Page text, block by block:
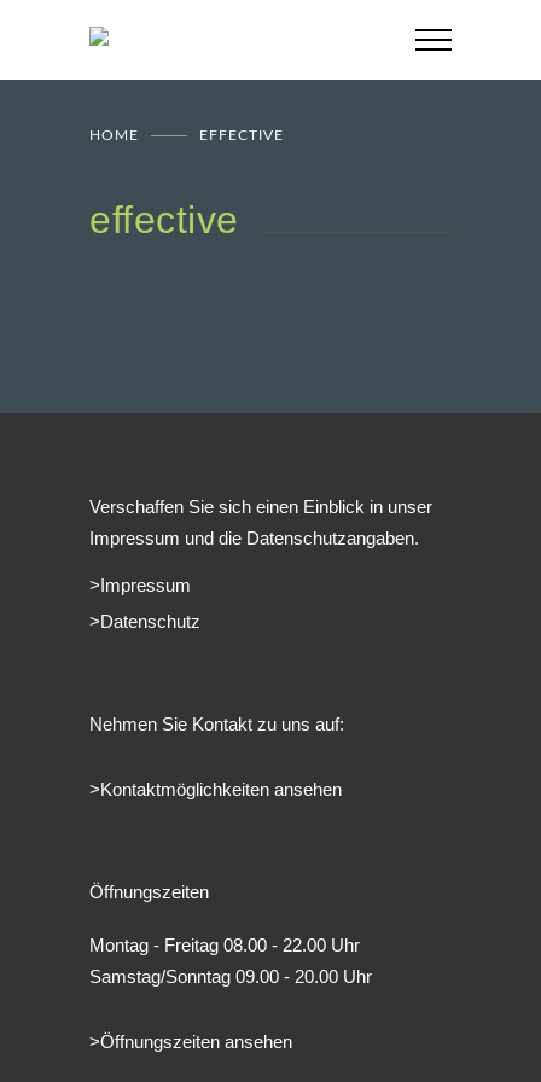
HOME EFFECTIVE
effective
Verschaffen Sie sich einen Einblick in unser
Impressum und die Datenschutzangaben.
>Impressum
>Datenschutz
Nehmen Sie Kontakt zu uns auf:
>Kontaktmöglichkeiten ansehen
Öffnungszeiten
Montag - Freitag 08.00 - 22.00 Uhr
Samstag/Sonntag 09.00 - 20.00 Uhr
>Öffnungszeiten ansehen